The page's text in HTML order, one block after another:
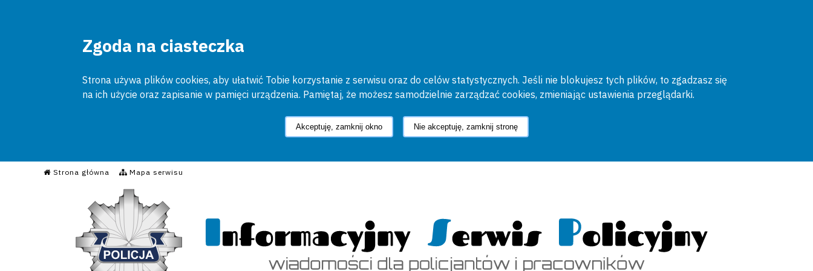
Zgoda na ciasteczka
Strona używa plików cookies, aby ułatwić Tobie korzystanie z serwisu oraz do celów statystycznych. Jeśli nie blokujesz tych plików, to zgadzasz się
na ich użycie oraz zapisanie w pamięci urządzenia. Pamiętaj, że możesz samodzielnie zarządzać cookies, zmieniając ustawienia przeglądarki.
Akceptuję, zamknij okno Nie akceptuję, zamknij stronę
Strona główna Mapa serwisu
Informacyjny Serwis Policyjny